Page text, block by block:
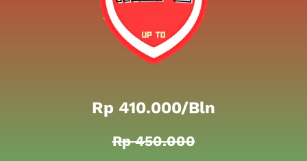
Rp 410.000/bln
Rp 450.000